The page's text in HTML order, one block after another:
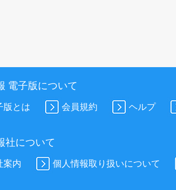
電子版について
版とは 会員規約 ヘルプ
社について
案内 個人情報取り扱いについて